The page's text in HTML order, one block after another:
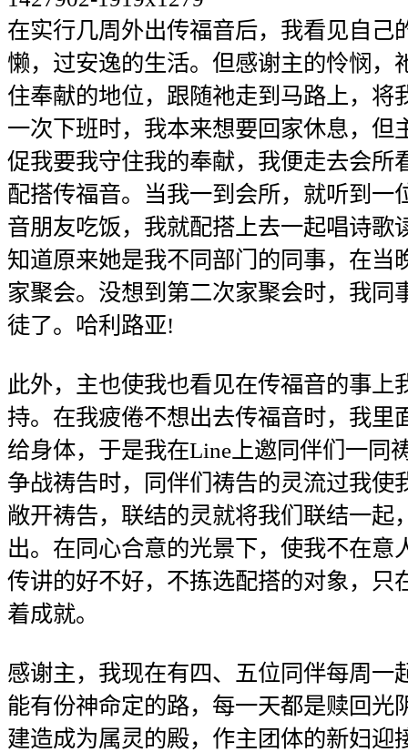
在实行几周外出传福音后，我看见自己
懒，过安逸的生活。但感谢主的怜悯，
住奉献的地位，跟随祂走到马路上，将
一次下班时，我本来想要回家休息，但
促我要我守住我的奉献，我便走去会所
配搭传福音。当我一到会所，就听到一
音朋友吃饭，我就配搭上去一起唱诗歌
知道原来她是我不同部门的同事，在当
家聚会。没想到第二次家聚会时，我同
徒了。哈利路亚!
此外，主也使我也看见在传福音的事上
持。在我疲倦不想出去传福音时，我里
给身体，于是我在Line上邀同伴们一同
争战祷告时，同伴们祷告的灵流过我使
敞开祷告，联结的灵就将我们联结一起
出。在同心合意的光景下，使我不在意
传讲的好不好，不拣选配搭的对象，只
着成就。
感谢主，我现在有四、五位同伴每周一
能有份神命定的路，每一天都是赎回光
建造成为属灵的殿，作主团体的新妇迎